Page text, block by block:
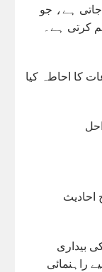
ہے، جو
کرتی ہے۔
کا احاطہ کیا
احادیث
بیداری
راہنمائی